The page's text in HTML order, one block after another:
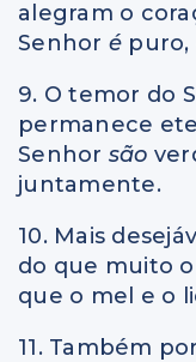
alegram o
Senhor é puro,
9. O temor do
permanece
Senhor são
juntamente.
10. Mais
do que muito
que o mel e o
11. Também